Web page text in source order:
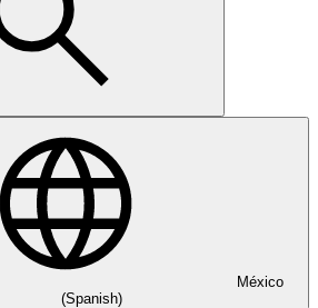
México
(Spanish)